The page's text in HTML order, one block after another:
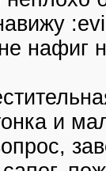
нафиг
и